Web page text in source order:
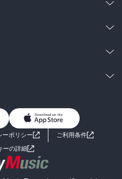
男子向けラノベ
小説
海外小説
お問い合わせ
ーポリシー
ご利用条件
ーの詳細